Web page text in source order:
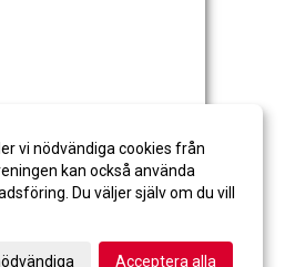
vi nödvändiga cookies från
kan också använda
Du väljer själv om du vill
Acceptera alla